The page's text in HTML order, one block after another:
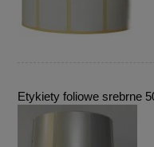
Etykiety foliowe srebrne